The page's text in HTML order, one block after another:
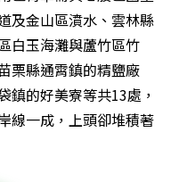
及金山區濆水、雲林縣
白玉海灘與蘆竹區竹
栗縣通霄鎮的精鹽廠
鎮的好美寮等共13處，
線一成，上頭卻堆積著